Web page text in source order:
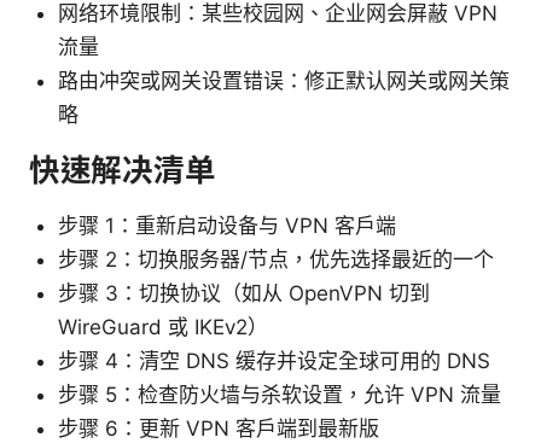
网络环境限制：某些校园网、企业网会屏蔽 VPN
流量
路由冲突或网关设置错误：修正默认网关或网关策
略
快速解决清单
步骤 1：重新启动设备与 VPN 客户端
步骤 2：切换服务器/节点，优先选择最近的一个
步骤 3：切换协议（如从 OpenVPN 切到
WireGuard 或 IKEv2）
步骤 4：清空 DNS 缓存并设定全球可用的 DNS
步骤 5：检查防火墙与杀软设置，允许 VPN 流量
步骤 6：更新 VPN 客户端到最新版